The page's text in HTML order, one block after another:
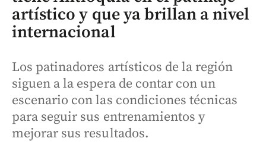
artístico y que ya brillan a nivel
internacional
Los patinadores artísticos de la región
siguen a la espera de contar con un
escenario con las condiciones técnicas
para seguir sus entrenamientos y
mejorar sus resultados.